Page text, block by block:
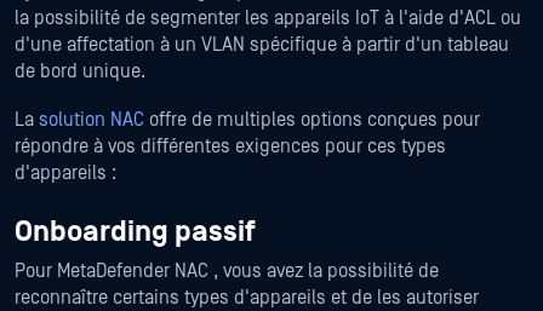
la possibilité de segmenter les appareils IoT à l'aide d'ACL ou
d'une affectation à un VLAN spécifique à partir d'un tableau
de bord unique.
La solution NAC offre de multiples options conçues pour
répondre à vos différentes exigences pour ces types
d'appareils :
Onboarding passif
Pour MetaDefender NAC , vous avez la possibilité de
reconnaître certains types d'appareils et de les autoriser